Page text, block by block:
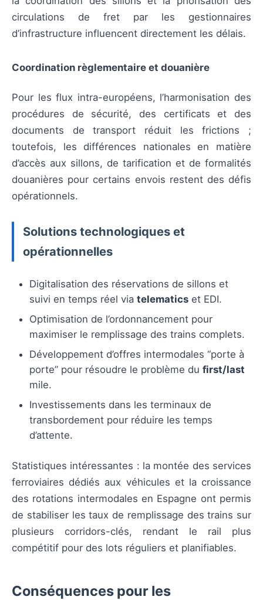
circulations de fret par les gestionnaires
d’infrastructure influencent directement les délais.
Coordination règlementaire et douanière
Pour les flux intra-européens, l’harmonisation des
procédures de sécurité, des certificats et des
documents de transport réduit les frictions ;
toutefois, les différences nationales en matière
d’accès aux sillons, de tarification et de formalités
douanières pour certains envois restent des défis
opérationnels.
Solutions technologiques et
opérationnelles
Digitalisation des réservations de sillons et
suivi en temps réel via telematics et EDI.
Optimisation de l’ordonnancement pour
maximiser le remplissage des trains complets.
Développement d’offres intermodales “porte à
porte” pour résoudre le problème du first/last
mile.
Investissements dans les terminaux de
transbordement pour réduire les temps
d’attente.
Statistiques intéressantes : la montée des services
ferroviaires dédiés aux véhicules et la croissance
des rotations intermodales en Espagne ont permis
de stabiliser les taux de remplissage des trains sur
plusieurs corridors-clés, rendant le rail plus
compétitif pour des lots réguliers et planifiables.
Conséquences pour les